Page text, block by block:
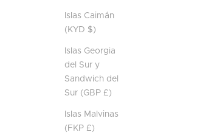
Islas Caimán
(KYD $)
Islas Georgia
del Sur y
Sandwich del
Sur (GBP £)
Islas Malvinas
(FKP £)